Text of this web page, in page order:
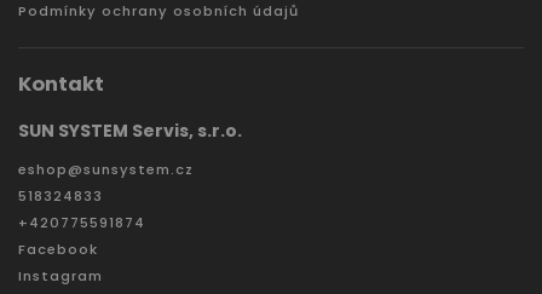
Podmínky ochrany osobních údajů
Kontakt
SUN SYSTEM Servis, s.r.o.
eshop@sunsystem.cz
518324833
+420775591874
Facebook
Instagram